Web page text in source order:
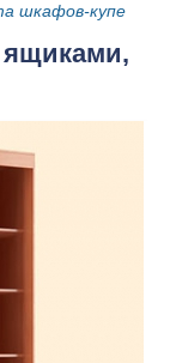
шкафов-купе